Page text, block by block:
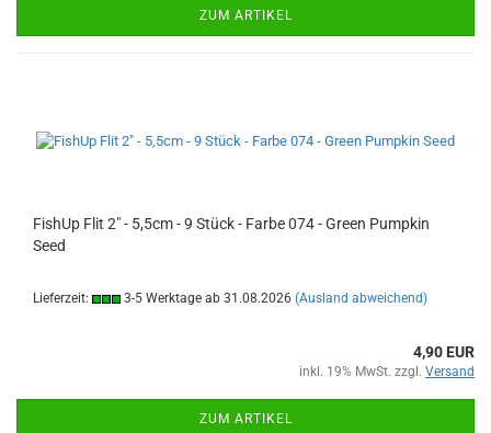
ZUM ARTIKEL
FishUp Flit 2" - 5,5cm - 9 Stück - Farbe 074 - Green Pumpkin
Seed
Lieferzeit: 3-5 Werktage ab 31.08.2026 (Ausland abweichend)
4,90 EUR
inkl. 19% MwSt. zzgl. Versand
ZUM ARTIKEL